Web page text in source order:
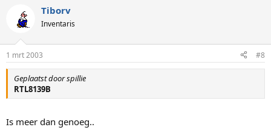
Tiborv
Inventaris
1 mrt 2003 #8
Geplaatst door spillie
RTL8139B
Is meer dan genoeg..